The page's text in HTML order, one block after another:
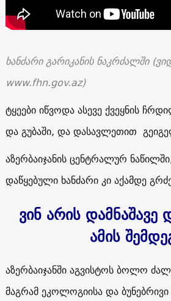
ხანძარი გარიკანის ნაკრძალში(
www.fhn.gov.az)
ტყეები იწვოდა ასევე ქვეყნის
და გუბაში, და დასავლეთით
აზერბაიჯანის ცენტრალურ
დაწყებული ხანძარი კი აქამდე
ვინ არის დამნაშავე
ამის
აზერბაიჯანში აგვისტოს ბოლო
მაგრამ ეკოლოგიისა და